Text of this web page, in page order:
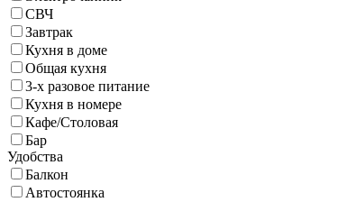
СВЧ
Завтрак
Кухня в доме
Общая кухня
3-х разовое питание
Кухня в номере
Кафе/Столовая
Бар
Удобства
Балкон
Автостоянка